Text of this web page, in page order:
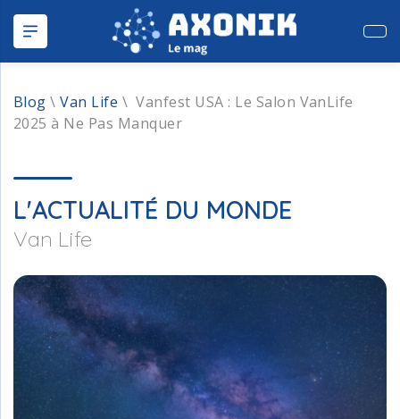
Blog \Van Life \ Vanfest USA : Le Salon VanLife
2025 à Ne Pas Manquer
L'ACTUALITÉ DU MONDE
Van Life